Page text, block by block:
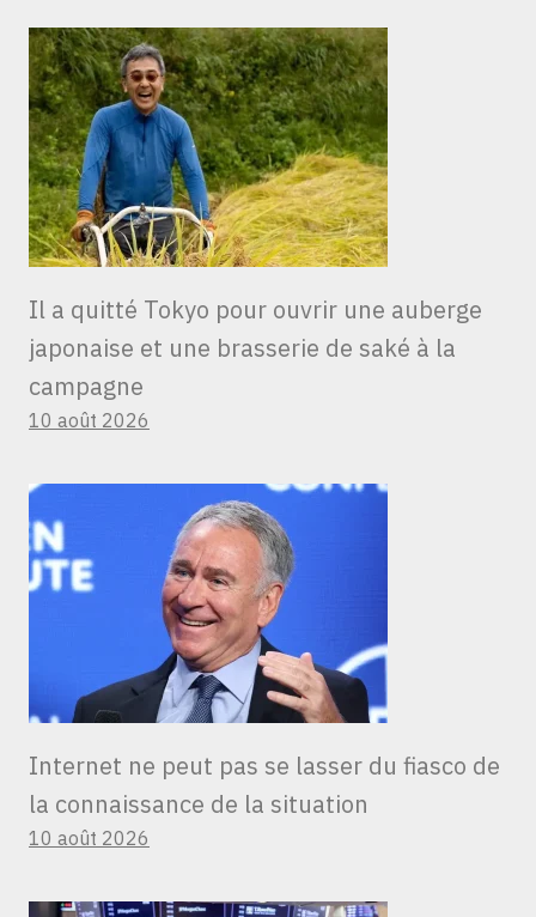
Il a quitté Tokyo pour ouvrir une auberge
japonaise et une brasserie de saké à la
campagne
10 août 2026
Internet ne peut pas se lasser du fiasco de
la connaissance de la situation
10 août 2026